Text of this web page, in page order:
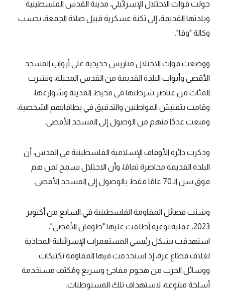
حولت قوات الاحتلال الإسرائيلي، مدينة القدس الفلسطينية
وبلدتها القديمة، إلى ثكنة عسكرية قبيل صلاة الجمعة، بحسب
وكالة "وفا".
ووضعت قوات الاحتلال متاريس حديدية على أبواب المسجد
الأقصى وأبواب البلدة القديمة من القدس المحتلة، ونشرت
المئات من عناصر شرطتها في محيط المدينة وشوارعها،
وقامت بتفتيش المواطنين والتدقيق في بطاقاتهم الشخصية،
ومنعت عددًا منهم من الوصول إلى المسجد الأقصى.
وذكرت دائرة الأوقاف الإسلامية الفلسطينية في القدس، أن
البلدة القديمة محاصرة تمامًا، وأن الاحتلال يسمح لمن هم
فوق سن الـ70 عامًا فقط بالوصول إلى المسجد الأقصى.
وشنت فصائل المقاومة الفلسطينية في السابع من أكتوبر
2023، عملية نوعية أطلقت عليها "طوفان الأقصى"،
استهدفت بشكل رئيسي المستعمرات الإسرائيلية المحاذية
لغلاف قطاع غزة، إذ استخدمت فيها المقاومة تكتيكات
ووسائل الحرب من هجوم مفاجئ وسريع ومُكثف مستخدمة
أسلحة متنوعة، لاستهداف تلك المستوطنات.